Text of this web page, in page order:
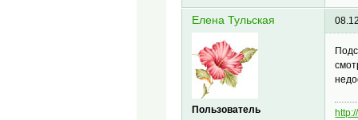
Елена Тульская
Пользователь